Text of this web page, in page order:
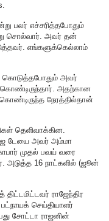
பலர் எச்சரித்தபோதும்
சொல்வார். அவர் தன்
எங்களுக்கெல்லாம்
கொடுத்தபோதும் அவர்
அதற்கான
நேரத்தில்தான்
தெளிவாக்கின.
ஜே டேயை அவர் அம்மா
முதல் பவய் வரை
அடுத்த 16 நாட்களில் (ஜூன்
ராஜேந்திர
செய்தியாளர்
சோட்டா ராஜனின்